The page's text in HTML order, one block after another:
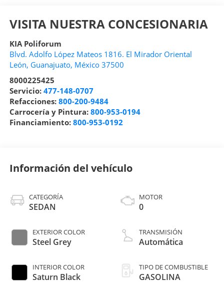
VISITA NUESTRA CONCESIONARIA
KIA Poliforum
Blvd. Adolfo López Mateos 1816. El Mirador Oriental
León, Guanajuato, México 37500
8000225425
Servicio: 477-148-0707
Refacciones: 800-200-9484
Carrocería y Pintura: 800-953-0194
Financiamiento: 800-953-0192
Información del vehículo
CATEGORÍA
SEDAN
EXTERIOR COLOR
Steel Grey
INTERIOR COLOR
Saturn Black
MOTOR
0
TRANSMISIÓN
Automática
TIPO DE COMBUSTIBLE
GASOLINA